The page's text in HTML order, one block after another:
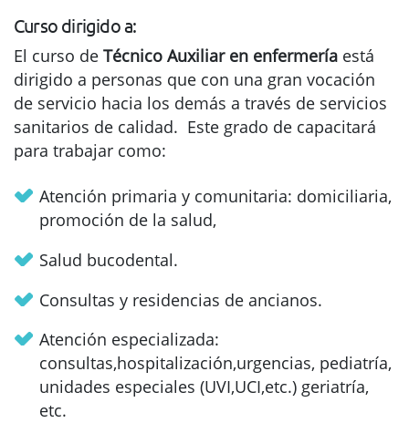
Curso dirigido a:
El curso de Técnico Auxiliar en enfermería está
dirigido a personas que con una gran vocación
de servicio hacia los demás a través de servicios
sanitarios de calidad. Este grado de capacitará
para trabajar como:
Atención primaria y comunitaria: domiciliaria,
promoción de la salud,
Salud bucodental.
Consultas y residencias de ancianos.
Atención especializada:
consultas,hospitalización,urgencias, pediatría,
unidades especiales (UVI,UCI,etc.) geriatría,
etc.